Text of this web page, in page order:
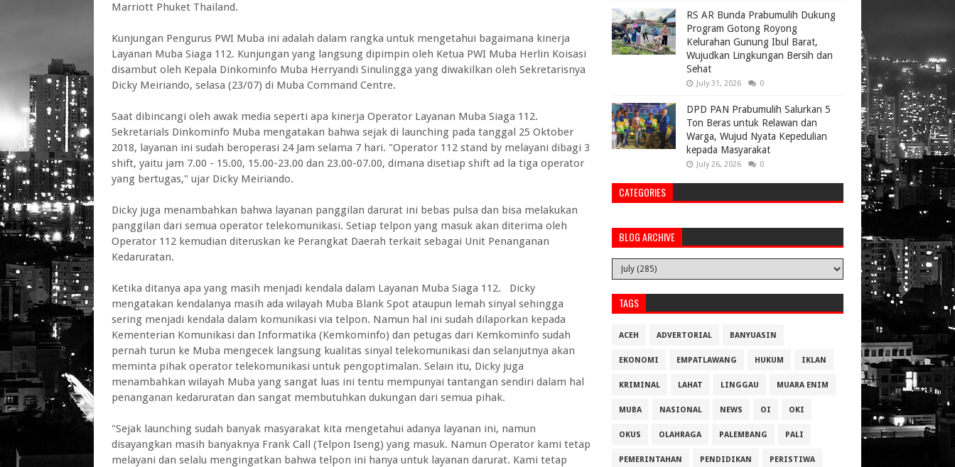
Marriott Phuket Thailand.
Kunjungan Pengurus PWI Muba ini adalah dalam rangka untuk mengetahui bagaimana kinerja
Layanan Muba Siaga 112. Kunjungan yang langsung dipimpin oleh Ketua PWI Muba Herlin Koisasi
disambut oleh Kepala Dinkominfo Muba Herryandi Sinulingga yang diwakilkan oleh Sekretarisnya
Dicky Meiriando, selasa (23/07) di Muba Command Centre.
Saat dibincangi oleh awak media seperti apa kinerja Operator Layanan Muba Siaga 112.
Sekretarials Dinkominfo Muba mengatakan bahwa sejak di launching pada tanggal 25 Oktober
2018, layanan ini sudah beroperasi 24 Jam selama 7 hari. "Operator 112 stand by melayani dibagi 3
shift, yaitu jam 7.00 - 15.00, 15.00-23.00 dan 23.00-07.00, dimana disetiap shift ad la tiga operator
yang bertugas," ujar Dicky Meiriando.
Dicky juga menambahkan bahwa layanan panggilan darurat ini bebas pulsa dan bisa melakukan
panggilan dari semua operator telekomunikasi. Setiap telpon yang masuk akan diterima oleh
Operator 112 kemudian diteruskan ke Perangkat Daerah terkait sebagai Unit Penanganan
Kedaruratan.
Ketika ditanya apa yang masih menjadi kendala dalam Layanan Muba Siaga 112. Dicky
mengatakan kendalanya masih ada wilayah Muba Blank Spot ataupun lemah sinyal sehingga
sering menjadi kendala dalam komunikasi via telpon. Namun hal ini sudah dilaporkan kepada
Kementerian Komunikasi dan Informatika (Kemkominfo) dan petugas dari Kemkominfo sudah
pernah turun ke Muba mengecek langsung kualitas sinyal telekomunikasi dan selanjutnya akan
meminta pihak operator telekomunikasi untuk pengoptimalan. Selain itu, Dicky juga
menambahkan wilayah Muba yang sangat luas ini tentu mempunyai tantangan sendiri dalam hal
penanganan kedaruratan dan sangat membutuhkan dukungan dari semua pihak.
"Sejak launching sudah banyak masyarakat kita mengetahui adanya layanan ini, namun
disayangkan masih banyaknya Frank Call (Telpon Iseng) yang masuk. Namun Operator kami tetap
melayani dan selalu mengingatkan bahwa telpon ini hanya untuk layanan darurat. Kami tetap
RS AR Bunda Prabumulih Dukung
Program Gotong Royong
Kelurahan Gunung Ibul Barat,
Wujudkan Lingkungan Bersih dan
Sehat
July 31, 2026 0
DPD PAN Prabumulih Salurkan 5
Ton Beras untuk Relawan dan
Warga, Wujud Nyata Kepedulian
kepada Masyarakat
July 26, 2026 0
CATEGORIES
BLOG ARCHIVE
TAGS
ACEH ADVERTORIAL BANYUASIN
EKONOMI EMPATLAWANG HUKUM IKLAN
KRIMINAL LAHAT LINGGAU MUARA ENIM
MUBA NASIONAL NEWS OI OKI
OKUS OLAHRAGA PALEMBANG PALI
PEMERINTAHAN PENDIDIKAN PERISTIWA